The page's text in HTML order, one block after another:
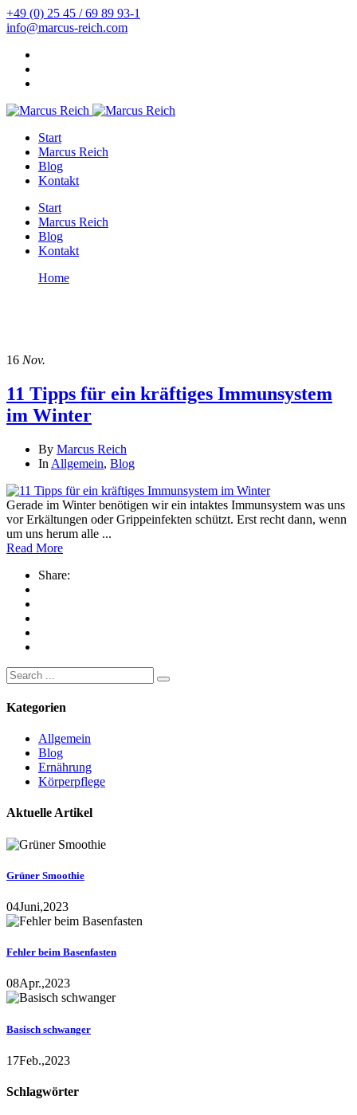
+49 (0) 25 45 / 69 89 93-1
info@marcus-reich.com
Start
Marcus Reich
Blog
Kontakt
Start
Marcus Reich
Blog
Kontakt
Home
16 Nov.
11 Tipps für ein kräftiges Immunsystem
im Winter
By Marcus Reich
In Allgemein, Blog
Gerade im Winter benötigen wir ein intaktes Immunsystem was uns
vor Erkältungen oder Grippeinfekten schützt. Erst recht dann, wenn
um uns herum alle ...
Read More
Share:
Search
for:
Kategorien
Allgemein
Blog
Ernährung
Körperpflege
Aktuelle Artikel
Grüner Smoothie
04Juni,2023
Fehler beim Basenfasten
08Apr.,2023
Basisch schwanger
17Feb.,2023
Schlagwörter